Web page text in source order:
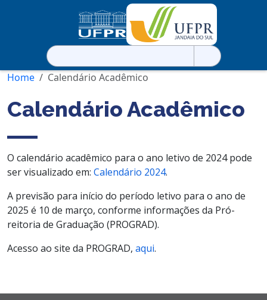
Pesquisar
por:
Home
Calendário Acadêmico
Calendário Acadêmico
O calendário acadêmico para o ano letivo de 2024 pode
ser visualizado em: Calendário 2024.
A previsão para início do período letivo para o ano de
2025 é 10 de março, conforme informações da Pró-
reitoria de Graduação (PROGRAD).
Acesso ao site da PROGRAD, aqui.